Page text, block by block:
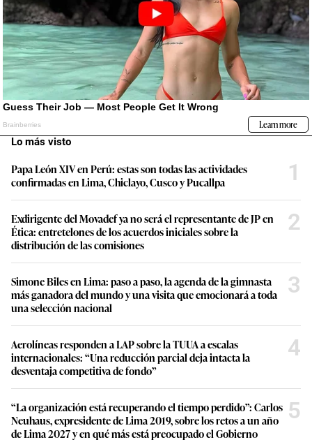
Lo más visto
Papa León XIV en Perú: estas son todas las actividades
confirmadas en Lima, Chiclayo, Cusco y Pucallpa
1
Exdirigente del Movadef ya no será el representante de JP en
Ética: entretelones de los acuerdos iniciales sobre la
distribución de las comisiones
2
Simone Biles en Lima: paso a paso, la agenda de la gimnasta
más ganadora del mundo y una visita que emocionará a toda
una selección nacional
3
Aerolíneas responden a LAP sobre la TUUA a escalas
internacionales: “Una reducción parcial deja intacta la
desventaja competitiva de fondo”
4
“La organización está recuperando el tiempo perdido”: Carlos
Neuhaus, expresidente de Lima 2019, sobre los retos a un año
de Lima 2027 y en qué más está preocupado el Gobierno
5